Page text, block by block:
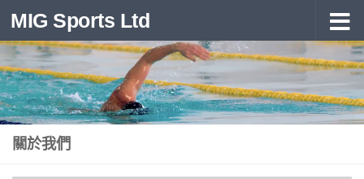
Skip to content
MIG Sports Ltd
關於我們